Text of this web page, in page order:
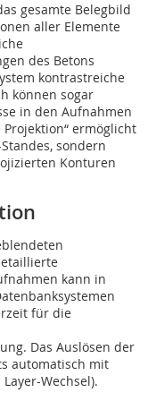
gesamte Belegbild
aller Elemente
des Betons
kontrastreiche
können sogar
in den Aufnahmen
ermöglicht
sondern
Konturen
kann in
für die
Das Auslösen der
automatisch mit
Wechsel).